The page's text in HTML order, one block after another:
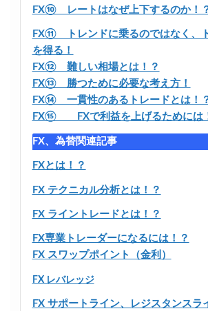
FX⑩ レートはなぜ上下するのか！
FX⑪ トレンドに乗るのではなく、
を得る！
FX⑫ 難しい相場とは！？
FX⑬ 勝つために必要な考え方！
FX⑭ 一貫性のあるトレードとは！
FX⑮ FXで利益を上げるためには
FX、為替関連記事
FXとは！？
FX テクニカル分析とは！？
FX ライントレードとは！？
FX専業トレーダーになるには！？
FX スワップポイント（金利）
FX レバレッジ
FX サポートライン、レジスタンスラ